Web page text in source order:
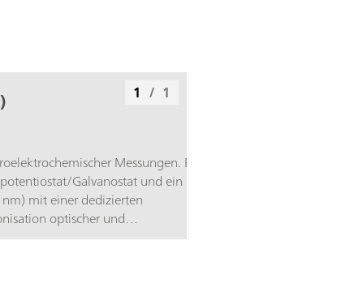
Messungen. Es
Galvanostat und ein
mit einer dedizierten
optischer und
1 / 1